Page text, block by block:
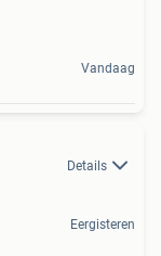
Vandaag
Details
Eergisteren